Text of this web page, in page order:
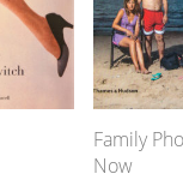
Family
Now